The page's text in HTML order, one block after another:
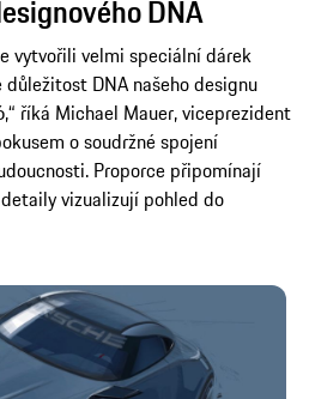
DNA
vytvořili velmi speciální dárek
důležitost DNA našeho designu
říká Michael Mauer, viceprezident
o soudržné spojení
Proporce připomínají
vizualizují pohled do